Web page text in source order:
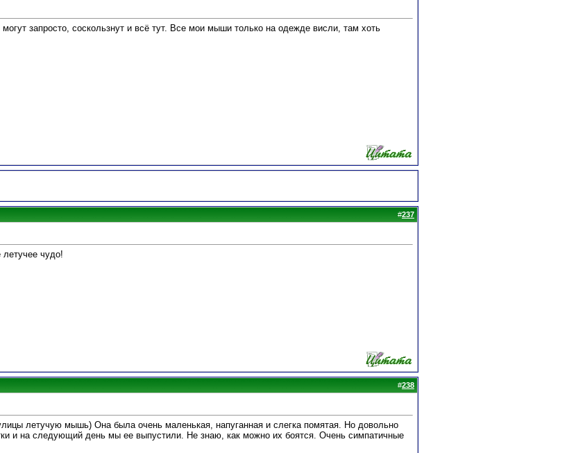
запросто, соскользнут и всё тут. Все мои мыши только на одежде висли, там хоть
#237
чудо!
#238
летучую мышь) Она была очень маленькая, напуганная и слегка помятая. Но довольно
и на следующий день мы ее выпустили. Не знаю, как можно их боятся. Очень симпатичные